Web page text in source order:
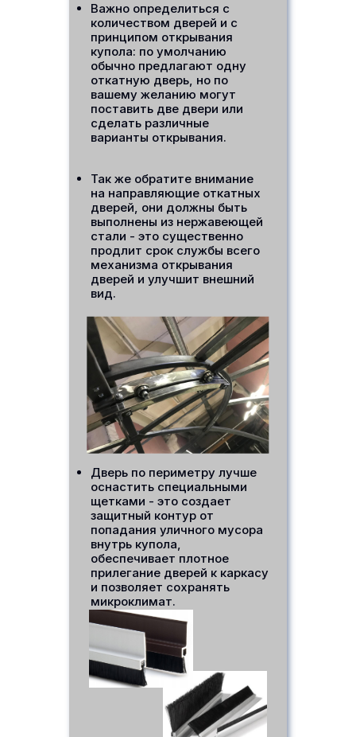
Важно определиться с
количеством дверей и с
принципом открывания
купола: по умолчанию
обычно предлагают одну
откатную дверь, но по
вашему желанию могут
поставить две двери или
сделать различные
варианты открывания.
Дверь по периметру лучше
оснастить специальными
щетками - это создает
защитный контур от
попадания уличного мусора
внутрь купола,
обеспечивает плотное
прилегание дверей к каркасу
и позволяет сохранять
микроклимат.
Так же обратите внимание
на направляющие откатных
дверей, они должны быть
выполнены из нержавеющей
стали - это существенно
продлит срок службы всего
механизма открывания
дверей и улучшит внешний
вид.